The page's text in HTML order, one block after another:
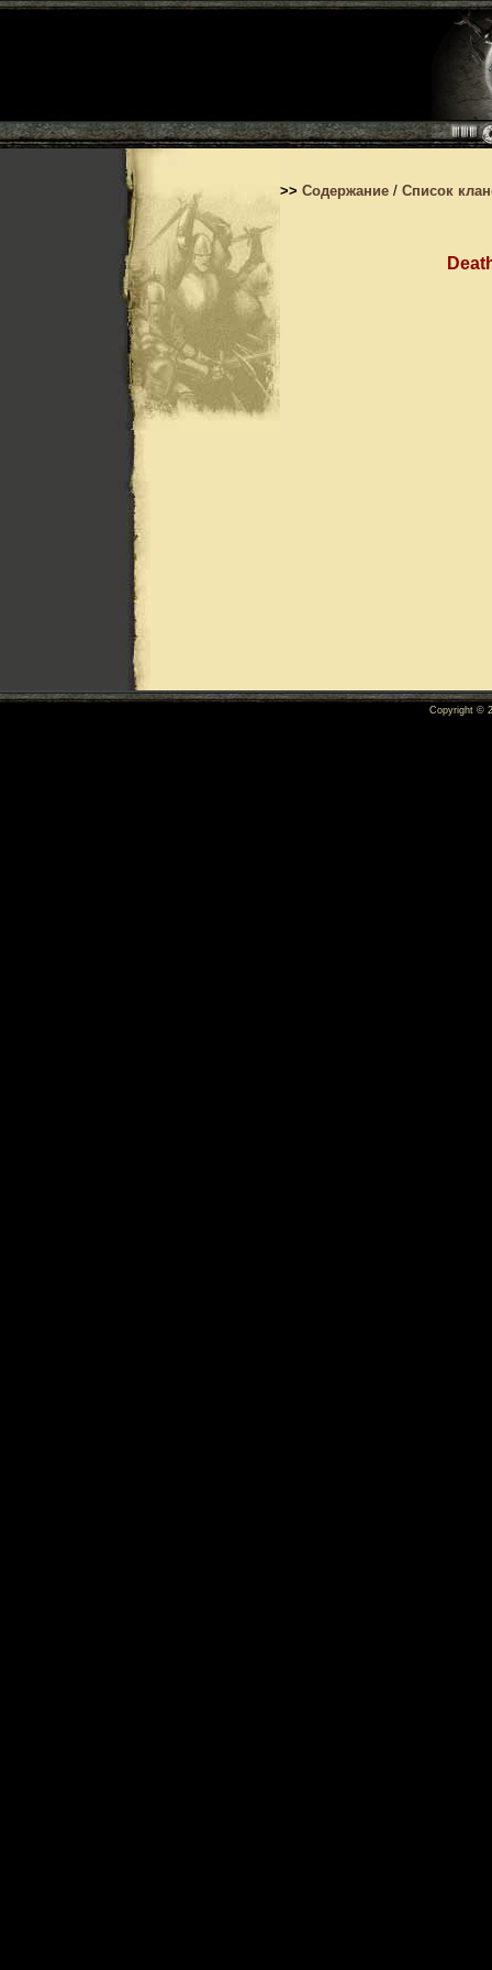
>> Содержание / Список
Copyright ©